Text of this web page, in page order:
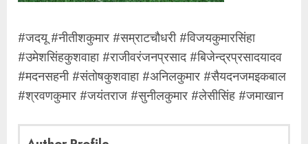
#जदयू #नीतीशकुमार #सम्राटचौधरी #विजयकुमारसिंहा
#उमेशसिंहकुशवाहा #राजीवरंजनप्रसाद #बिजेन्द्रप्रसादयादव
#मदनसहनी #संतोषकुशवाहा #अनिलकुमार #सैयदनजमइकबाल
#श्रवणकुमार #जयंतराज #सुनीलकुमार #लेसीसिंह #जमाखान